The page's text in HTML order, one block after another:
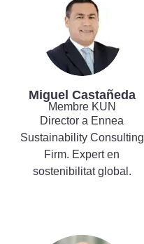
Miguel Castañeda
Membre KUN
Director a Ennea
Sustainability Consulting
Firm. Expert en
sostenibilitat global.